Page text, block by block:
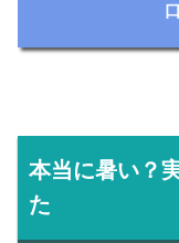
本当に暑い？
た